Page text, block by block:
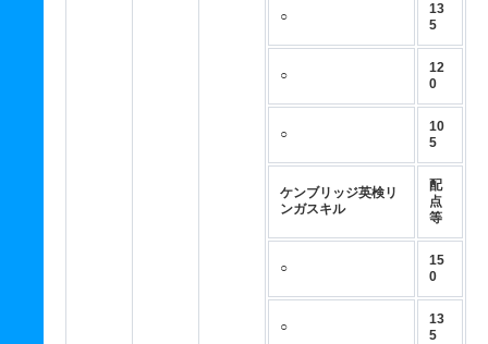
○
13
5
○
12
0
○
10
5
ケンブリッジ英検リ
ンガスキル
配
点
等
○
15
0
○
13
5